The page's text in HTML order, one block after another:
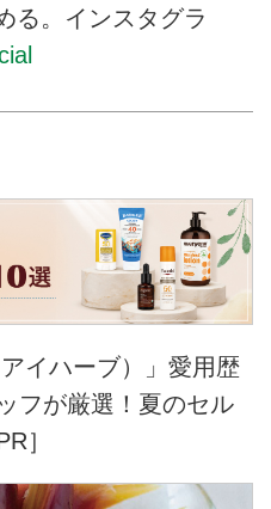
る。インスタグラ
イハーブ）」愛用歴
フが厳選！夏のセル
］